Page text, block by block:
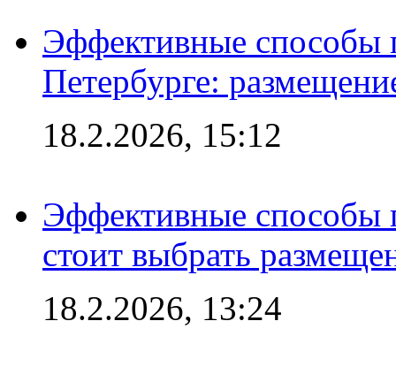
Эффективные способы
Петербурге:
18.2.2026, 15:12
Эффективные способы
стоит выбрать
18.2.2026, 13:24